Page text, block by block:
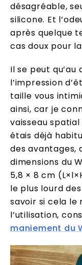
désagréable,
silicone. Et
après quelque
cas doux pour
Il se peut qu’au
l’impression
taille vous
ainsi, car je
vaisseau spatial
étais déjà
des avantages,
dimensions du
5,8 × 8 cm
le plus lourd
savoir si cela le
l’utilisation,
maniement du